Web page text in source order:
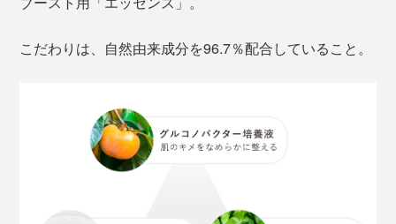
こだわりは、自然由来成分を96.7％配合していること。